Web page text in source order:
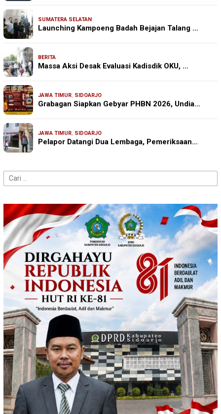
SUMATERA SELATAN
Launching Kampoeng Badah Bejajan Talang …
BERITA
Massa Aksi Desak Evaluasi Kadisdik OKU, …
JAWA TIMUR, SIDOARJO
Grabagan Siapkan Gebyar PHBN 2026, Undia…
JAWA TIMUR, SIDOARJO
Pelapor Datangi Dua Lembaga, Pemeriksaan…
Cari
untuk: